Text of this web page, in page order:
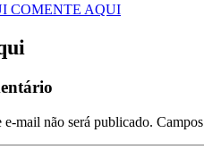
COMENTE AQUI
e-mail não será publicado.